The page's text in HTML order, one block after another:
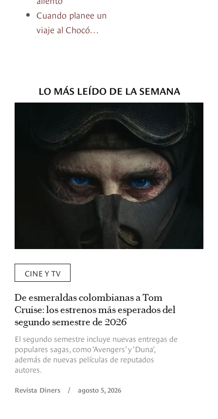
Cuando planee un
viaje al Chocó…
LO MÁS LEÍDO DE LA SEMANA
CINE Y TV
De esmeraldas colombianas a Tom
Cruise: los estrenos más esperados del
segundo semestre de 2026
El segundo semestre incluye nuevas entregas de
populares sagas, como ‘Avengers’ y ‘Duna’,
además de nuevas películas de reputados
autores.
Revista Diners / agosto 5, 2026